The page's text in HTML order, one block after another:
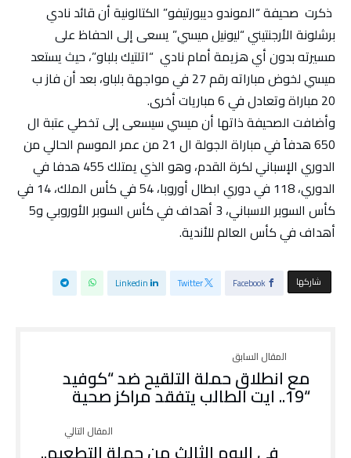
ذكرت صحيفة “الموندو ديبورتيفو” الكتالونية أن قائد نادي ​
برشلونة الأرجنتيني “​ليونيل ميسي” يسعى إلى الحفاظ على
مسيرته بدون أي هزيمة أمام نادي “اتلتيك بلباو”، حيث يستعد
ميسي لخوض مباراته رقم 27 في مواجهة بلباو، بعد أن فاز ب
20 مباراة وتعادل في 6 مباريات أخرى.
وأضافت الصحيفة ذاتها أن ميسي سيسعى إلى تخطي عتبة ال
650 هدفاً في مباراة الجولة ال 21 من عمر الموسم الحالي من ​
الدوري الإسباني لكرة القدم، وهو الذي يمتلك 455 هدفا في
الدوري، 118 في دوري ابطال أوروبا، 54 في كأس الملك، 14 في
كأس السوبر الاسباني، 3 أهداف في كأس السوبر الأوروبي و5
أهداف في كأس العالم للأندية.
‫‫ شاركها‬ Facebook
Twitter
Linkedin
مع انطلاق حملة التلقيح ضد “كوفيد
“19.. ايت الطالب يتفقد مراكز صحية